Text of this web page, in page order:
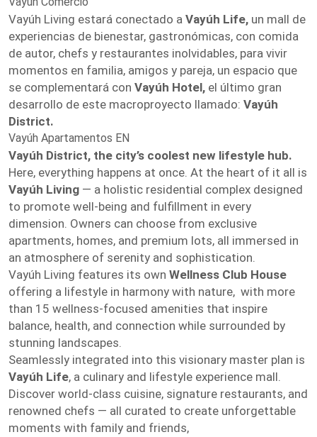
Vayúh Living estará conectado a Vayúh Life, un mall de
experiencias de bienestar, gastronómicas, con comida
de autor, chefs y restaurantes inolvidables, para vivir
momentos en familia, amigos y pareja, un espacio que
se complementará con Vayúh Hotel, el último gran
desarrollo de este macroproyecto llamado: Vayúh
District.
Vayúh Apartamentos EN
Vayúh District, the city’s coolest new lifestyle hub.
Here, everything happens at once. At the heart of it all is
Vayúh Living — a holistic residential complex designed
to promote well-being and fulfillment in every
dimension. Owners can choose from exclusive
apartments, homes, and premium lots, all immersed in
an atmosphere of serenity and sophistication.
Vayúh Living features its own Wellness Club House
offering a lifestyle in harmony with nature, with more
than 15 wellness-focused amenities that inspire
balance, health, and connection while surrounded by
stunning landscapes.
Seamlessly integrated into this visionary master plan is
Vayúh Life, a culinary and lifestyle experience mall.
Discover world-class cuisine, signature restaurants, and
renowned chefs — all curated to create unforgettable
moments with family and friends,